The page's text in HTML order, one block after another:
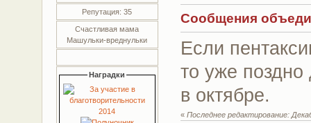
Репутация: 35
Счастливая мама
Машульки-вреднульки
Наградки
Сообщения
Если
то уже
в октябре.
«Последнее редактирование: